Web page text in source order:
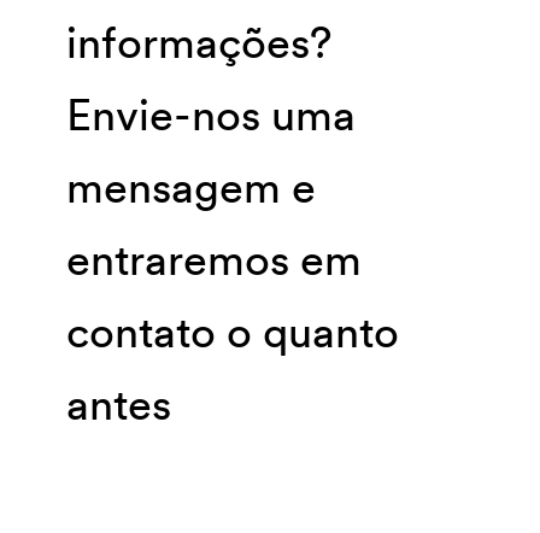
informações?
Envie-nos uma
mensagem e
entraremos em
contato o quanto
antes